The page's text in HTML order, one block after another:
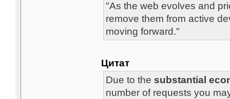
"As the web evolves and
remove them from active
moving forward."
Цитат
Due to the substantial
number of requests you